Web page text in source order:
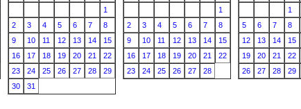
1
2
3 4 5 6 7
8
9
10 11 12 13 14
15
16
17 18 19 20 21
22
23
24 25 26 27 28
29
30
31
1
2
3 4 5 6 7
8
9
10 11 12 13 14
15
16
17 18 19 20 21
22
23
24 25 26 27 28
1
5
6 7 8
12
13 14 15
19
20 21 22
26
27 28 29